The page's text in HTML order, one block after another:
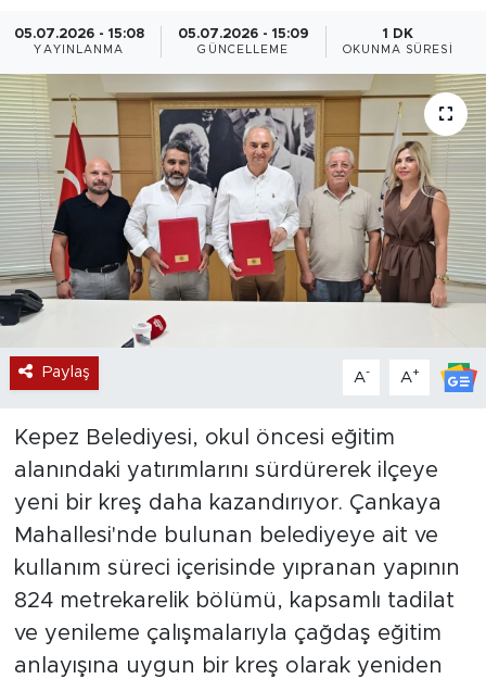
05.07.2026 - 15:08
YAYINLANMA
05.07.2026 - 15:09
GÜNCELLEME
1 DK
OKUNMA SÜRESI
Paylaş A- A+
Kepez Belediyesi, okul öncesi eğitim
alanındaki yatırımlarını sürdürerek ilçeye
yeni bir kreş daha kazandırıyor. Çankaya
Mahallesi'nde bulunan belediyeye ait ve
kullanım süreci içerisinde yıpranan yapının
824 metrekarelik bölümü, kapsamlı tadilat
ve yenileme çalışmalarıyla çağdaş eğitim
anlayışına uygun bir kreş olarak yeniden
Resmi İlanlar
Sağlık
Spor
Turizm